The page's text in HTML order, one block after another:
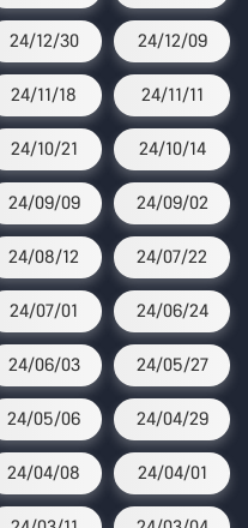
24/12/30 24/12/09
24/11/18 24/11/11
24/10/21 24/10/14
24/09/09 24/09/02
24/08/12 24/07/22
24/07/01 24/06/24
24/06/03 24/05/27
24/05/06 24/04/29
24/04/08 24/04/01